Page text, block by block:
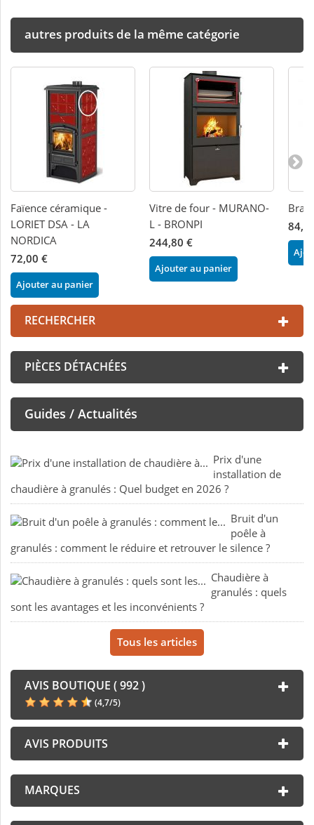
autres produits de la même catégorie
Faïence céramique -
LORIET DSA - LA
NORDICA
72,00 €
Ajouter au panier
Vitre de four - MURANO-
L - BRONPI
244,80 €
Ajouter au panier
RECHERCHER
PIÈCES DÉTACHÉES
Guides / Actualités
Prix d'une
installation de
chaudière à granulés : Quel budget en 2026 ?
Bruit d'un
poêle à
granulés : comment le réduire et retrouver le silence ?
Chaudière à
granulés : quels
sont les avantages et les inconvénients ?
Tous les articles
AVIS BOUTIQUE ( 992 )
(4,7/5)
AVIS PRODUITS
MARQUES